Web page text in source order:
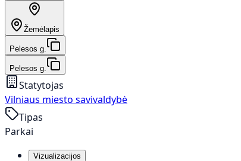
Žemėlapis
Pelesos g.
Pelesos g.
Statytojas
Vilniaus miesto savivaldybė
Tipas
Parkai
Vizualizacijos